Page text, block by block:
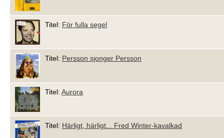
Titel: För fulla segel
Titel: Persson sjonger Persson
Titel: Aurora
Titel: Härligt, härligt... Fred Winter-kavalkad